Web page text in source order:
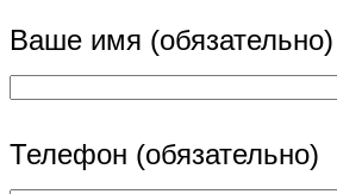
Ваше имя (обязательно)
Телефон (обязательно)